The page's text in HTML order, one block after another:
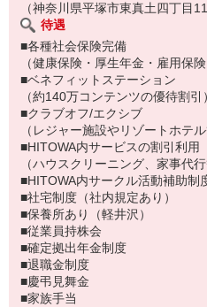
（神奈川県平塚市東真土四丁目
待遇
■各種社会保険完備
（健康保険・厚生年金・雇用保険
■ベネフィットステーション
（約140万コンテンツの優待割引）
■クラブオフ/エクシブ
（レジャー施設やリゾートホテ
■HITOWA内サービスの割引利用
（ハウスクリーニング、家事代行
■HITOWA内サークル活動補助制
■社宅制度（社内規定あり）
■保養所あり（軽井沢）
■従業員持株会
■確定拠出年金制度
■退職金制度
■慶弔見舞金
■家族手当